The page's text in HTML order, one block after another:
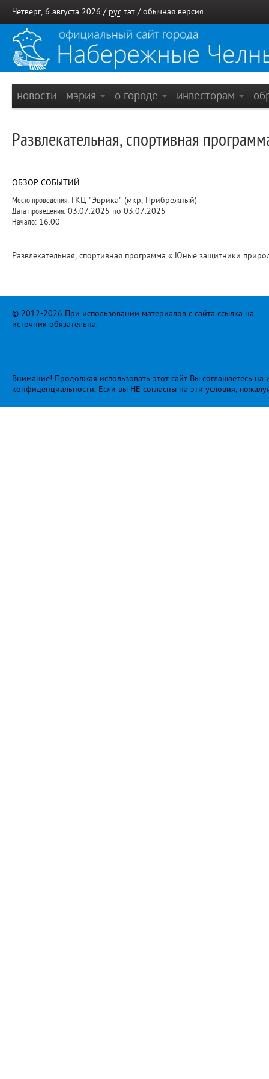
Четверг, 6 августа 2026 / рус тат / обычная версия
новости мэрия о городе инвесторам
Развлекательная, спортивная
ОБЗОР СОБЫТИЙ
Место проведения: ГКЦ "Эврика" (мкр, Прибрежный)
Дата проведения: 03.07.2025 по 03.07.2025
Начало: 16.00
Развлекательная, спортивная программа « Юные защитники
© 2012-2026 При использовании материалов с сайта ссылка на
источник обязательна.
Внимание! Продолжая использовать этот сайт Вы соглашаетесь
конфиденциальности. Если вы НЕ согласны на эти условия,